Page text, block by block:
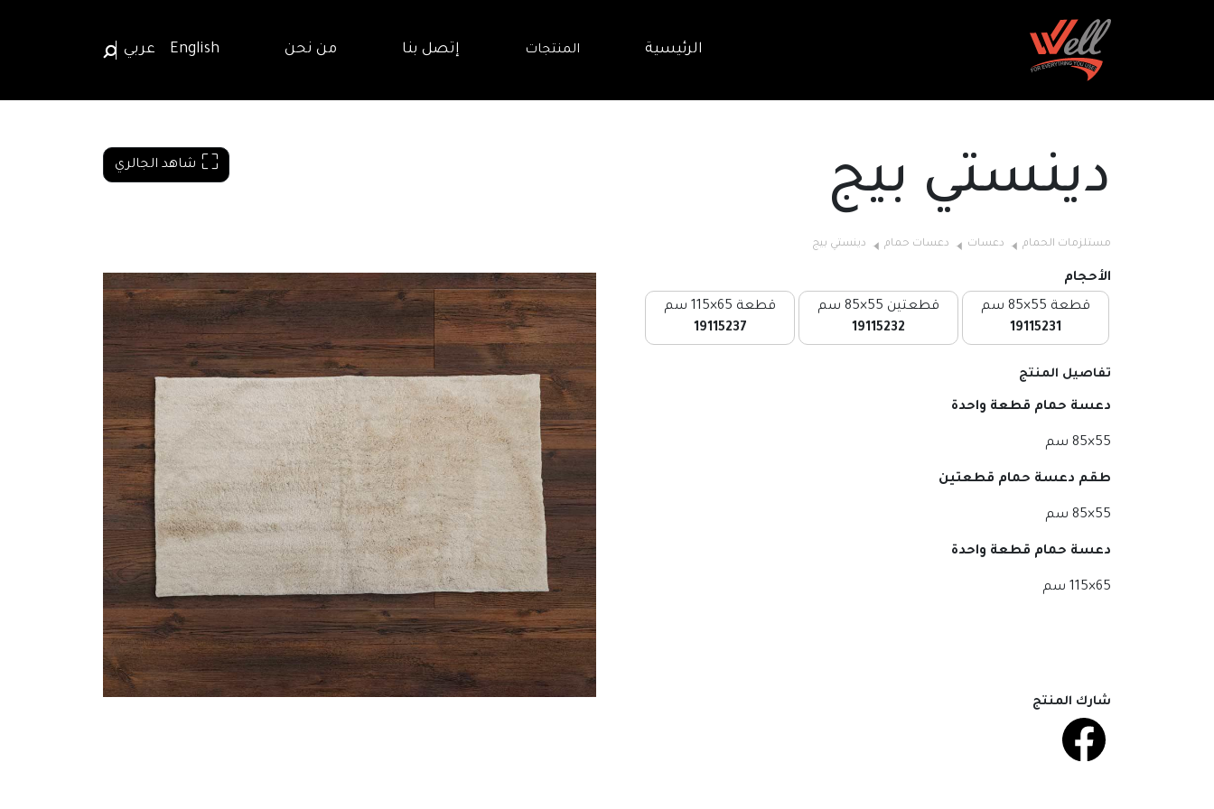
الرئيسية المنتجات إتصل بنا من نحن English عربي
دينستي بيج
مستلزمات الحمام دعسات دعسات حمام دينستي بيج
الأحجام
قطعة 55×85 سم
19115231
قطعتين 55×85 سم
19115232
قطعة 65×115 سم
19115237
تفاصيل المنتج
دعسة حمام قطعة واحدة
55×85 سم
طقم دعسة حمام قطعتين
55×85 سم
دعسة حمام قطعة واحدة
65×115 سم
شارك المنتج
شاهد الجالري